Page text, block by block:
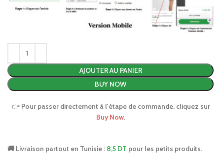
AJOUTER AU PANIER
BUY NOW
👉 Pour passer directement à l'étape de commande, cliquez sur
Buy Now.
🚚 Livraison partout en Tunisie : 8,5 DT pour les petits produits.